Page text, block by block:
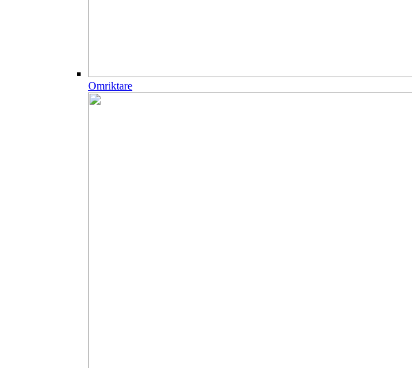
Omriktare